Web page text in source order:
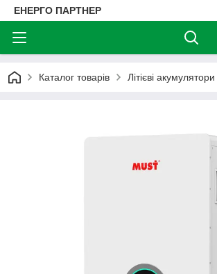
ЕНЕРГО ПАРТНЕР
Каталог товарів Літієві акумулятори